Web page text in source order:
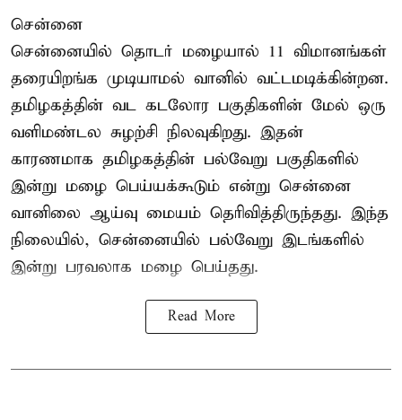
சென்னை
சென்னையில் தொடர் மழையால் 11 விமானங்கள்
தரையிறங்க முடியாமல் வானில் வட்டமடிக்கின்றன.
தமிழகத்தின் வட கடலோர பகுதிகளின் மேல் ஒரு
வளிமண்டல சுழற்சி நிலவுகிறது. இதன்
காரணமாக தமிழகத்தின் பல்வேறு பகுதிகளில்
இன்று மழை பெய்யக்கூடும் என்று சென்னை
வானிலை ஆய்வு மையம் தெரிவித்திருந்தது. இந்த
நிலையில், சென்னையில் பல்வேறு இடங்களில்
இன்று பரவலாக மழை பெய்தது.
Read More